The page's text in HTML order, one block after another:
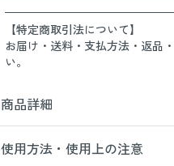
【特定商取引法について】
お届け・送料・支払方法・返品
い。
商品詳細
使用方法・使用上の注意